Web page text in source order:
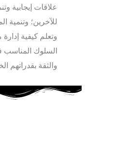
علاقات إيجابية
للآخرين؛ وتنمية
وتعلم كيفية
السلوك
والثقة بقدراتهم